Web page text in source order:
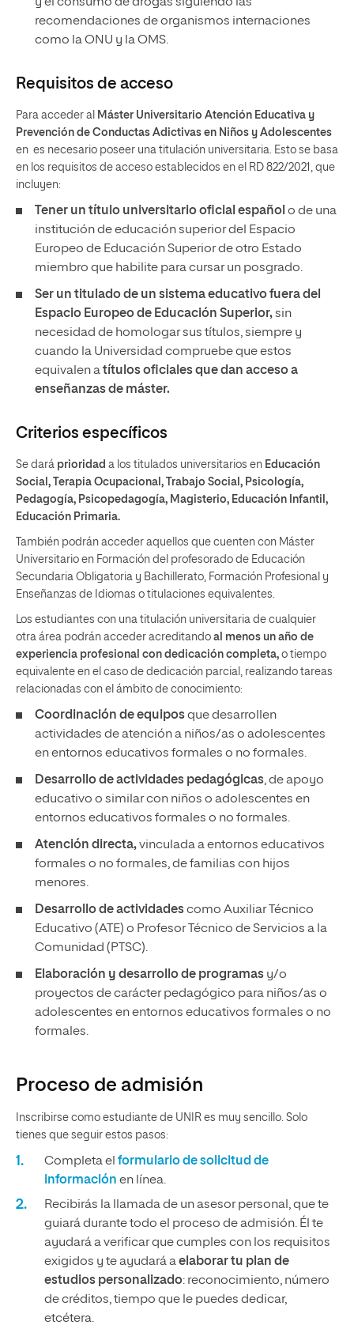
recomendaciones de organismos internaciones
como la ONU y la OMS.
Requisitos de acceso
Para acceder al Máster Universitario Atención Educativa y
Prevención de Conductas Adictivas en Niños y Adolescentes
en es necesario poseer una titulación universitaria. Esto se basa
en los requisitos de acceso establecidos en el RD 822/2021, que
incluyen:
Tener un título universitario oficial español o de una
institución de educación superior del Espacio
Europeo de Educación Superior de otro Estado
miembro que habilite para cursar un posgrado.
Ser un titulado de un sistema educativo fuera del
Espacio Europeo de Educación Superior,sin
necesidad de homologar sus títulos, siempre y
cuando la Universidad compruebe que estos
equivalen atítulos oficiales que dan acceso a
enseñanzas de máster.
Criterios específicos
Se dará prioridad a los titulados universitarios en Educación
Social, Terapia Ocupacional, Trabajo Social, Psicología,
Pedagogía, Psicopedagogía, Magisterio, Educación Infantil,
Educación Primaria.
También podrán acceder aquellos que cuenten con Máster
Universitario en Formación del profesorado de Educación
Secundaria Obligatoria y Bachillerato, Formación Profesional y
Enseñanzas de Idiomas o titulaciones equivalentes.
Los estudiantes con una titulación universitaria de cualquier
otra área podrán acceder acreditando al menos un año de
experiencia profesional con dedicación completa, o tiempo
equivalente en el caso de dedicación parcial, realizando tareas
relacionadas con el ámbito de conocimiento:
Coordinación de equiposque desarrollen
actividades de atención a niños/as o adolescentes
en entornos educativos formales o no formales.
Desarrollo de actividades pedagógicas, de apoyo
educativo o similar con niños o adolescentes en
entornos educativos formales o no formales.
Atención directa,vinculada a entornos educativos
formales o no formales, de familias con hijos
menores.
Desarrollo de actividadescomo Auxiliar Técnico
Educativo (ATE) o Profesor Técnico de Servicios a la
Comunidad (PTSC).
Elaboración y desarrollo de programas y/o
proyectos de carácter pedagógico para niños/as o
adolescentes en entornos educativos formales o no
formales.
Proceso de admisión
Inscribirse como estudiante de UNIR es muy sencillo. Solo
tienes que seguir estos pasos:
Completa el formulario de solicitud de
información en línea.
Recibirás la llamada de un asesor personal, que te
guiará durante todo el proceso de admisión. Él te
ayudará a verificar que cumples con los requisitos
exigidos y te ayudará aelaborar tu plan de
estudios personalizado: reconocimiento, número
de créditos, tiempo que le puedes dedicar,
etcétera.